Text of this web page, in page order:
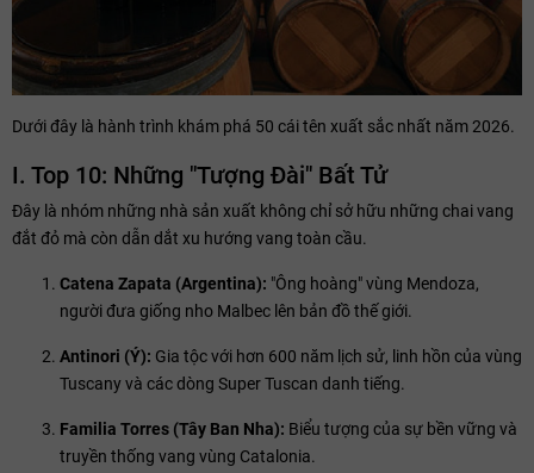
Dưới đây là hành trình khám phá 50 cái tên xuất sắc nhất năm 2026.
I. Top 10: Những "Tượng Đài" Bất Tử
Đây là nhóm những nhà sản xuất không chỉ sở hữu những chai vang
đắt đỏ mà còn dẫn dắt xu hướng vang toàn cầu.
Catena Zapata (Argentina): "Ông hoàng" vùng Mendoza,
người đưa giống nho Malbec lên bản đồ thế giới.
Antinori (Ý): Gia tộc với hơn 600 năm lịch sử, linh hồn của vùng
Tuscany và các dòng Super Tuscan danh tiếng.
Familia Torres (Tây Ban Nha): Biểu tượng của sự bền vững và
truyền thống vang vùng Catalonia.